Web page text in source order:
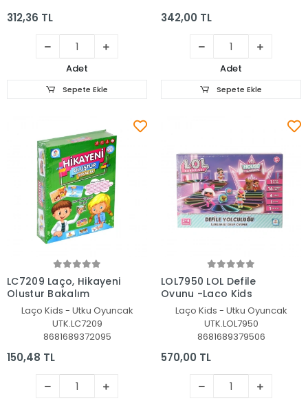
312,36 TL
Adet
Sepete Ekle
342,00 TL
Adet
Sepete Ekle
Sepete Ekle
LC7209 Laço, Hikayeni
Oluştur Bakalım
Laço Kids - Utku Oyuncak
UTK.LC7209
8681689372095
150,48 TL
Sepete Ekle
LOL7950 LOL Defile
Oyunu -Laço Kids
Laço Kids - Utku Oyuncak
UTK.LOL7950
8681689379506
570,00 TL